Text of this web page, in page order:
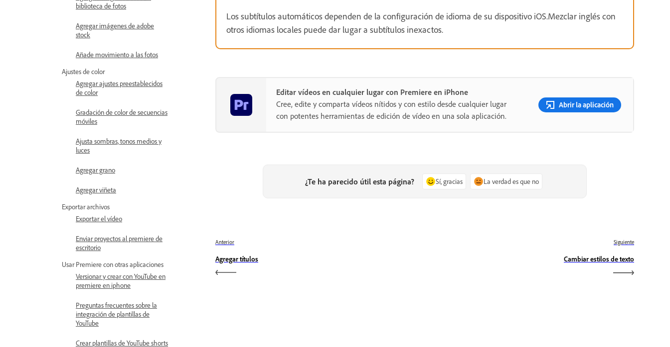
biblioteca de fotos
Agregar imágenes de adobe
stock
Añade movimiento a las fotos
Ajustes de color
Agregar ajustes preestablecidos
de color
Gradación de color de secuencias
móviles
Ajusta sombras, tonos medios y
luces
Agregar grano
Agregar viñeta
Exportar archivos
Exportar el vídeo
Enviar proyectos al premiere de
escritorio
Usar Premiere con otras aplicaciones
Versionar y crear con YouTube en
premiere en iphone
Preguntas frecuentes sobre la
integración de plantillas de
YouTube
Crear plantillas de YouTube shorts
Los subtítulos automáticos dependen de la configuración de idioma de su dispositivo iOS.Mezclar inglés con
otros idiomas locales puede dar lugar a subtítulos inexactos.
Editar vídeos en cualquier lugar con Premiere en iPhone
Cree, edite y comparta vídeos nítidos y con estilo desde cualquier lugar
con potentes herramientas de edición de vídeo en una sola aplicación.
Abrir la aplicación
¿Te ha parecido útil esta página? Sí, gracias La verdad es que no
Anterior
Agregar títulos
Siguiente
Cambiar estilos de texto